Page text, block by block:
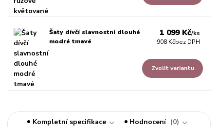
Šaty dívčí slavnostní dlouhé
modré tmavé
1 099 Kč/ks
908 Kčbez DPH
Zvolit variantu
Kompletní specifikace Hodnocení
0